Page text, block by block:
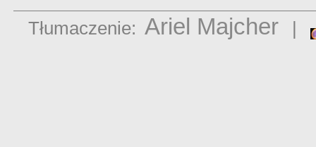
Tłumaczenie: Ariel Majcher |